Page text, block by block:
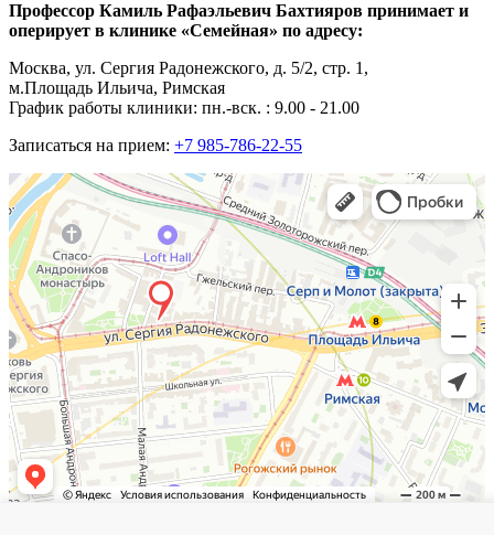
Профессор Камиль Рафаэльевич Бахтияров принимает и
оперирует в клинике «Семейная» по адресу:
Москва, ул. Сергия Радонежского, д. 5/2, стр. 1,
м.Площадь Ильича, Римская
График работы клиники: пн.-вск. : 9.00 - 21.00
Записаться на прием: +7 985-786-22-55